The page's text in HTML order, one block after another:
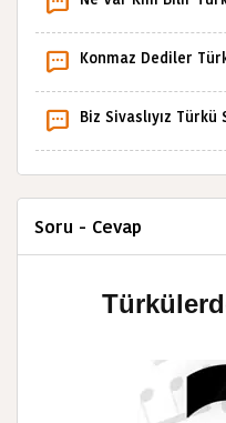
Konmaz Dediler
Biz Sivaslıyız Türkü
Soru - Cevap